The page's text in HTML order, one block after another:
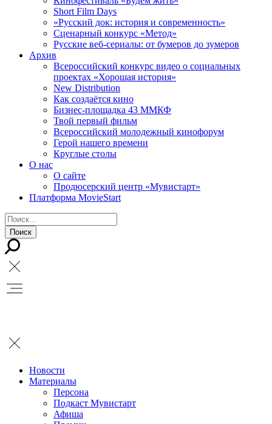
Short Film Days
«Русский док: история и современность»
Сценарный конкурс «Метод»
Русские веб-сериалы: от бумеров до зумеров
Архив
Всероссийский конкурс видео о социальных
проектах «Хорошая история»
New Distribution
Как создаётся кино
Бизнес-площадка 43 ММКФ
Твой первый фильм
Всероссийский молодежный кинофорум
Герой нашего времени
Круглые столы
О нас
О сайте
Продюсерский центр «Мувистарт»
Платформа MovieStart
Новости
Материалы
Персона
Подкаст Мувистарт
Афиша